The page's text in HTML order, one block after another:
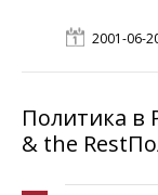
2001-06-
Политика в
& the